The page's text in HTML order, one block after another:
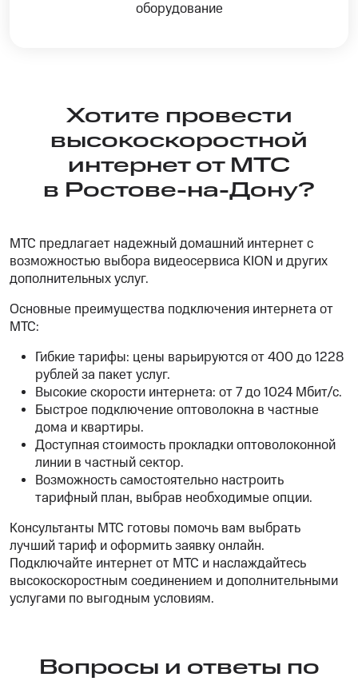
оборудование
Хотите провести
высокоскоростной
интернет от МТС
в Ростове-на-Дону?
МТС предлагает надежный домашний интернет с
возможностью выбора видеосервиса KION и других
дополнительных услуг.
Основные преимущества подключения интернета от
МТС:
Гибкие тарифы: цены варьируются от 400 до 1228
рублей за пакет услуг.
Высокие скорости интернета: от 7 до 1024 Мбит/с.
Быстрое подключение оптоволокна в частные
дома и квартиры.
Доступная стоимость прокладки оптоволоконной
линии в частный сектор.
Возможность самостоятельно настроить
тарифный план, выбрав необходимые опции.
Консультанты МТС готовы помочь вам выбрать
лучший тариф и оформить заявку онлайн.
Подключайте интернет от МТС и наслаждайтесь
высокоскоростным соединением и дополнительными
услугами по выгодным условиям.
Вопросы и ответы по